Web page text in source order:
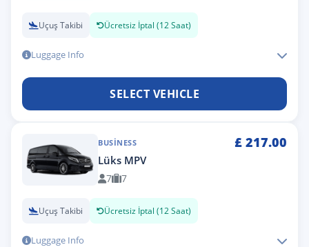
Uçuş Takibi Ücretsiz İptal (12 Saat)
Luggage Info
SELECT VEHICLE
BUSINESS £ 217.00
Lüks MPV
7 7
Uçuş Takibi Ücretsiz İptal (12 Saat)
Luggage Info